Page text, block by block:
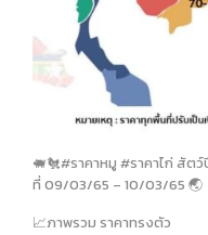
🐖🐔#ราคาหมู #ราคาไก่ สัตว์
ที่ 09/03/65 – 10/03/65 🌏
📈ภาพรวม ราคาทรงตัว